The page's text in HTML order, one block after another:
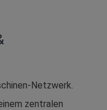
Netzwerk.
zentralen